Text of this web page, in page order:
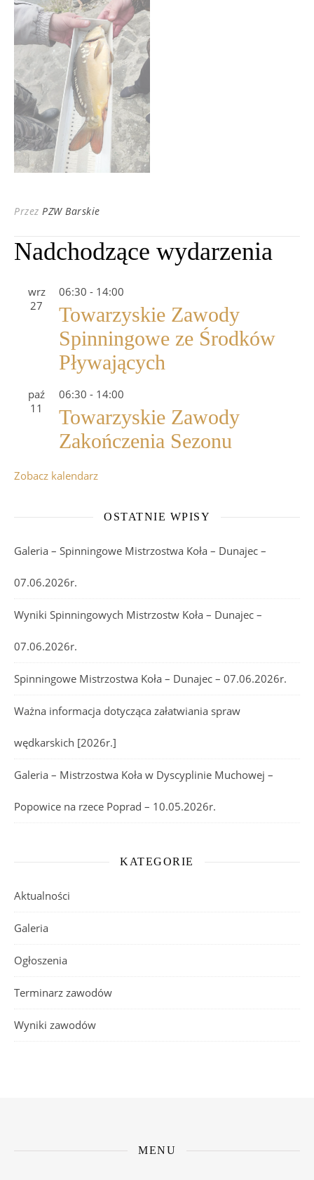
Przez PZW Barskie
Nadchodzące wydarzenia
wrz
27
06:30 - 14:00
Towarzyskie Zawody
Spinningowe ze Środków
Pływających
paź
11
06:30 - 14:00
Towarzyskie Zawody
Zakończenia Sezonu
Zobacz kalendarz
OSTATNIE WPISY
Galeria – Spinningowe Mistrzostwa Koła – Dunajec –
07.06.2026r.
Wyniki Spinningowych Mistrzostw Koła – Dunajec –
07.06.2026r.
Spinningowe Mistrzostwa Koła – Dunajec – 07.06.2026r.
Ważna informacja dotycząca załatwiania spraw
wędkarskich [2026r.]
Galeria – Mistrzostwa Koła w Dyscyplinie Muchowej –
Popowice na rzece Poprad – 10.05.2026r.
KATEGORIE
Aktualności
Galeria
Ogłoszenia
Terminarz zawodów
Wyniki zawodów
MENU